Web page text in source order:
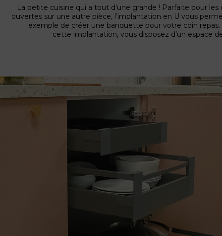
La petite cuisine qui a tout d’une grande ! Parfaite pour les
ouvertes sur une autre pièce, l’implantation en U vous
exemple de créer une banquette pour votre coin repas.
cette implantation, vous disposez d’un espace